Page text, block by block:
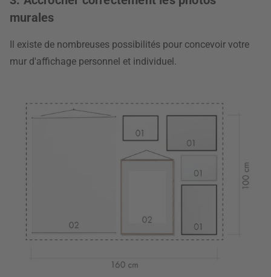
murales
Il existe de nombreuses possibilités pour concevoir votre
mur d'affichage personnel et individuel.